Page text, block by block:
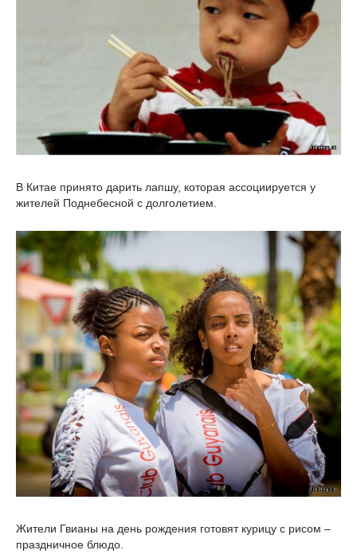
В Китае принято дарить лапшу, которая ассоциируется у
жителей Поднебесной с долголетием.
Жители Гвианы на день рождения готовят курицу с рисом –
праздничное блюдо.